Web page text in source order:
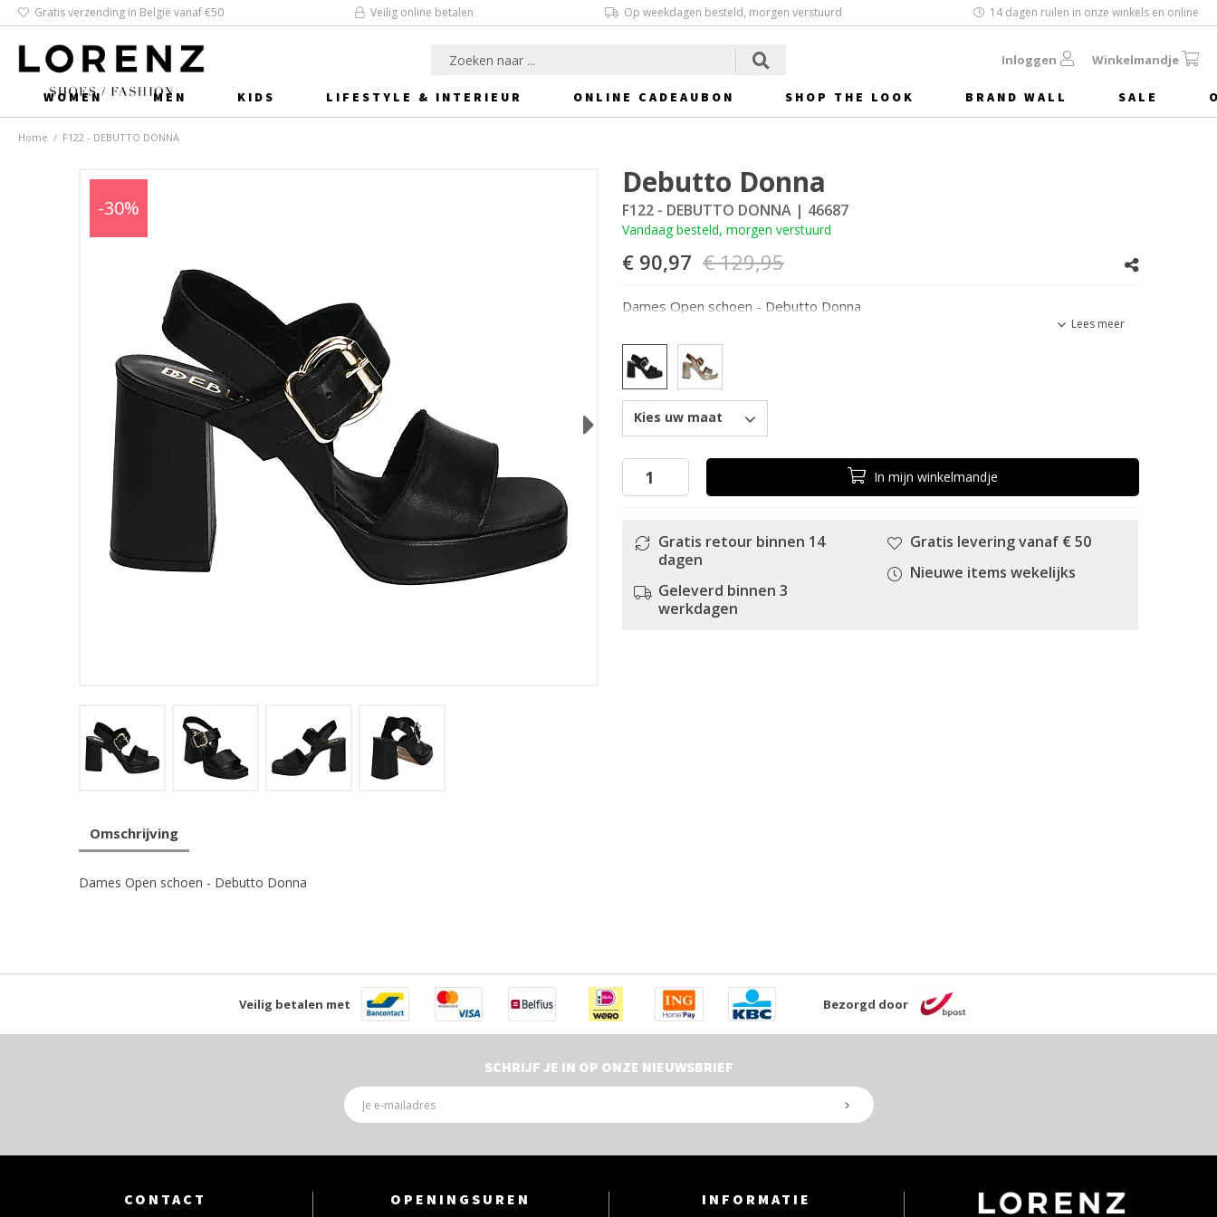
Gratis verzending in België vanaf €50 Veilig online betalen Op weekdagen besteld, morgen verstuurd 14 dagen ruilen in onze winkels en online
Inloggen Winkelmandje
WOMEN MEN KIDS LIFESTYLE & INTERIEUR ONLINE CADEAUBON SHOP THE LOOK BRAND WALL SALE
Home / F122 - DEBUTTO DONNA
-30%
Next
Debutto Donna
F122 - DEBUTTO DONNA | 46687
Vandaag besteld, morgen verstuurd
€ 129,95
€ 90,97
Dames Open schoen - Debutto Donna
Lees meer
Kies uw maat
In mijn winkelmandje
Gratis retour binnen 14
dagen
Geleverd binnen 3
werkdagen
Gratis levering vanaf € 50
Nieuwe items wekelijks
Omschrijving
Dames Open schoen - Debutto Donna
Veilig betalen met Bezorgd door
SCHRIJF JE IN OP ONZE NIEUWSBRIEF
CONTACT OPENINGSUREN INFORMATIE